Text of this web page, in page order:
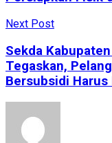
Next Post
Sekda
Tegaskan,
Bersubsidi Harus